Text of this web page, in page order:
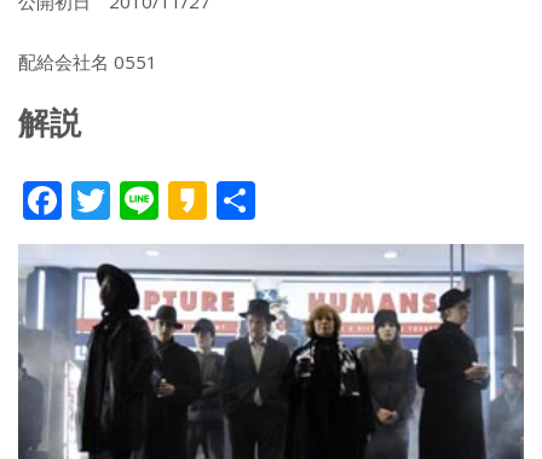
配給会社名 0551
解説
F
ac
e
b
o
o
k
T
w
itt
er
Li
n
e
K
a
k
a
o
有